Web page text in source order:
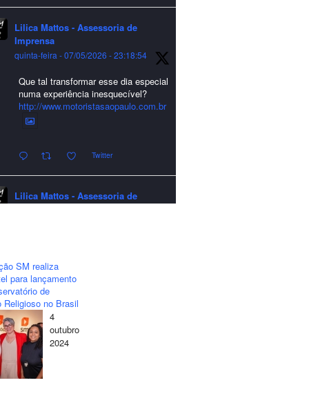
Lilica Mattos - Assessoria de
Imprensa
quinta-feira - 07/05/2026 - 23:18:54
Que tal transformar esse dia especial
numa experiência inesquecível?
http://www.motoristasaopaulo.com.br
Twitter
Lilica Mattos - Assessoria de
excelente Natal e um 2026 repleto de
conquistas e realizações para todos
clientes, jornalistas e amigos que
sempre nos acompanham!🎄✨🥂❤️
#lcmassessoria
#merrychristmas
#happynewyear
SM realiza
para lançamento
de
Religioso no Brasil
4
outubro
2024